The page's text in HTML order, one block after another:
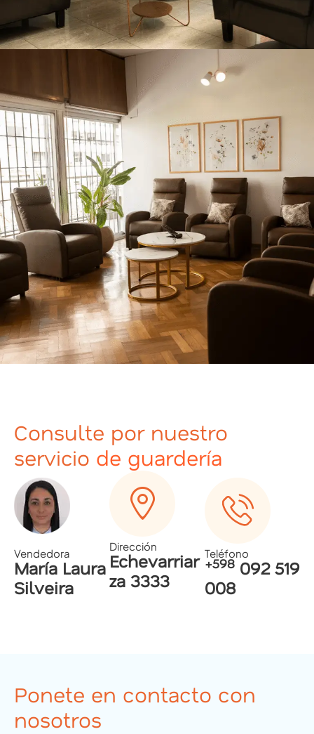
Consulte por nuestro
servicio de guardería
Vendedora
María Laura
Silveira
Dirección
Echevarriar
za 3333
Teléfono
+598 092 519
008
Ponete en contacto con
nosotros